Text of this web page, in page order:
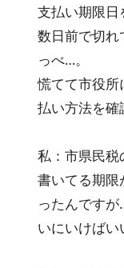
支払い期限日
数日前で切
っべ…。
慌てて市役所
払い方法を確
私：市県民税
書いてる期限
ったんです
いにいけばい